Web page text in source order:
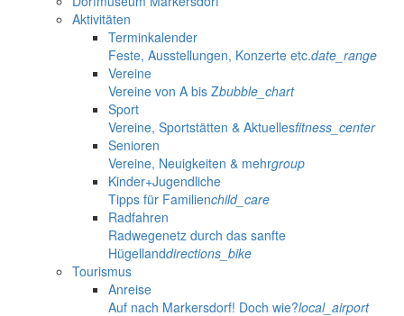
Aktivitäten
Terminkalender
Feste, Ausstellungen, Konzerte etc.date_range
Vereine
Vereine von A bis Zbubble_chart
Sport
Vereine, Sportstätten & Aktuellesfitness_center
Senioren
Vereine, Neuigkeiten & mehrgroup
Kinder+Jugendliche
Tipps für Familienchild_care
Radfahren
Radwegenetz durch das sanfte
Hügellanddirections_bike
Tourismus
Anreise
Auf nach Markersdorf! Doch wie?local_airport